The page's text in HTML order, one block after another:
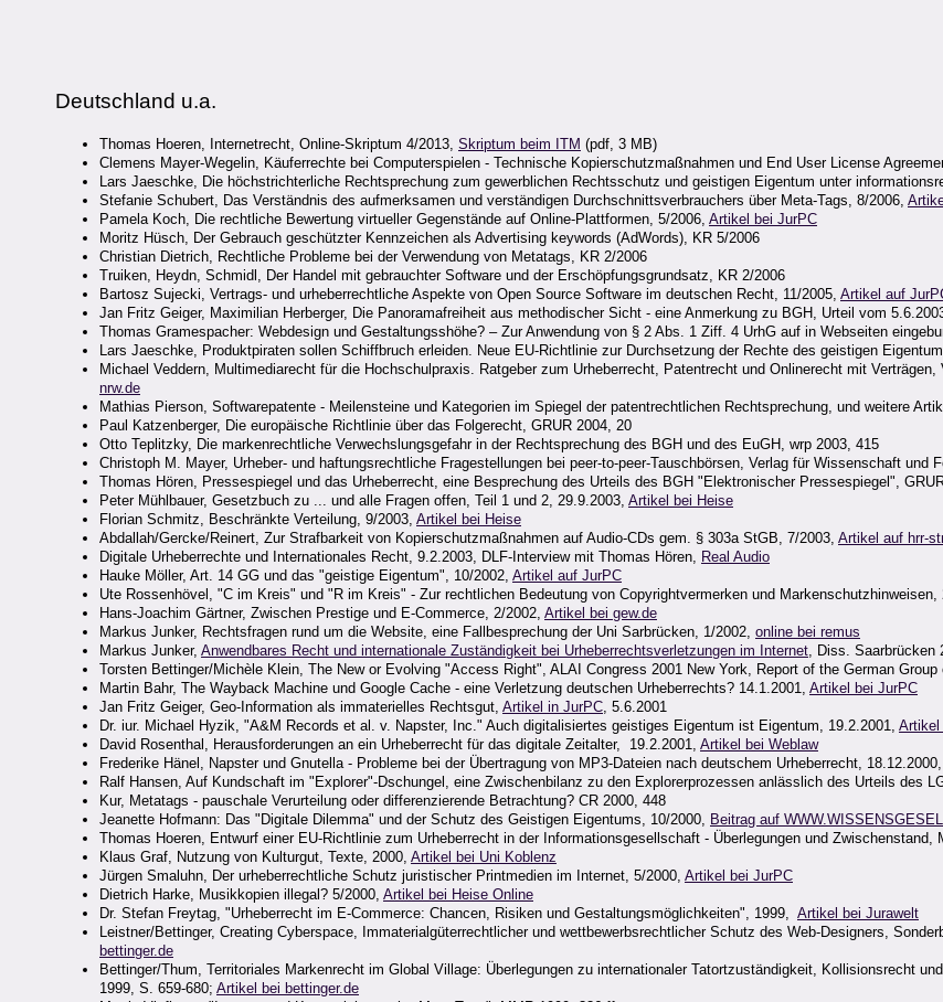
Deutschland u.a.
Thomas Hoeren, Internetrecht, Online-Skriptum 4/2013, Skriptum beim ITM (pdf, 3 MB)
Clemens Mayer-Wegelin, Käuferrechte bei Computerspielen - Technische Kopierschutzmaßnahmen und End User License
Lars Jaeschke, Die höchstrichterliche Rechtsprechung zum gewerblichen Rechtsschutz und geistigen Eigentum unter
Stefanie Schubert, Das Verständnis des aufmerksamen und verständigen Durchschnittsverbrauchers über Meta-Tags, 8/2006,
Pamela Koch, Die rechtliche Bewertung virtueller Gegenstände auf Online-Plattformen, 5/2006, Artikel bei JurPC
Moritz Hüsch, Der Gebrauch geschützter Kennzeichen als Advertising keywords (AdWords), KR 5/2006
Christian Dietrich, Rechtliche Probleme bei der Verwendung von Metatags, KR 2/2006
Truiken, Heydn, Schmidl, Der Handel mit gebrauchter Software und der Erschöpfungsgrundsatz, KR 2/2006
Bartosz Sujecki, Vertrags- und urheberrechtliche Aspekte von Open Source Software im deutschen Recht, 11/2005, Artikel auf
Jan Fritz Geiger, Maximilian Herberger, Die Panoramafreiheit aus methodischer Sicht - eine Anmerkung zu BGH, Urteil vom
Thomas Gramespacher: Webdesign und Gestaltungsshöhe? – Zur Anwendung von § 2 Abs. 1 Ziff. 4 UrhG auf in Webseiten
Lars Jaeschke, Produktpiraten sollen Schiffbruch erleiden. Neue EU-Richtlinie zur Durchsetzung der Rechte des geistigen
Michael Veddern, Multimediarecht für die Hochschulpraxis. Ratgeber zum Urheberrecht, Patentrecht und Onlinerecht mit
nrw.de
Mathias Pierson, Softwarepatente - Meilensteine und Kategorien im Spiegel der patentrechtlichen Rechtsprechung, und weitere
Paul Katzenberger, Die europäische Richtlinie über das Folgerecht, GRUR 2004, 20
Otto Teplitzky, Die markenrechtliche Verwechslungsgefahr in der Rechtsprechung des BGH und des EuGH, wrp 2003, 415
Christoph M. Mayer, Urheber- und haftungsrechtliche Fragestellungen bei peer-to-peer-Tauschbörsen, Verlag für Wissenschaft und
Thomas Hören, Pressespiegel und das Urheberrecht, eine Besprechung des Urteils des BGH "Elektronischer Pressespiegel",
Peter Mühlbauer, Gesetzbuch zu ... und alle Fragen offen, Teil 1 und 2, 29.9.2003, Artikel bei Heise
Florian Schmitz, Beschränkte Verteilung, 9/2003, Artikel bei Heise
Abdallah/Gercke/Reinert, Zur Strafbarkeit von Kopierschutzmaßnahmen auf Audio-CDs gem. § 303a StGB, 7/2003, Artikel auf hrr-
Digitale Urheberrechte und Internationales Recht, 9.2.2003, DLF-Interview mit Thomas Hören, Real Audio
Hauke Möller, Art. 14 GG und das "geistige Eigentum", 10/2002, Artikel auf JurPC
Ute Rossenhövel, "C im Kreis" und "R im Kreis" - Zur rechtlichen Bedeutung von Copyrightvermerken und Markenschutzhinweisen,
Hans-Joachim Gärtner, Zwischen Prestige und E-Commerce, 2/2002, Artikel bei gew.de
Markus Junker, Rechtsfragen rund um die Website, eine Fallbesprechung der Uni Sarbrücken, 1/2002, online bei remus
Markus Junker, Anwendbares Recht und internationale Zuständigkeit bei Urheberrechtsverletzungen im Internet, Diss. Saarbrücken
Torsten Bettinger/Michèle Klein, The New or Evolving "Access Right", ALAI Congress 2001 New York, Report of the German Group
Martin Bahr, The Wayback Machine und Google Cache - eine Verletzung deutschen Urheberrechts? 14.1.2001, Artikel bei JurPC
Jan Fritz Geiger, Geo-Information als immaterielles Rechtsgut, Artikel in JurPC, 5.6.2001
Dr. iur. Michael Hyzik, "A&M Records et al. v. Napster, Inc." Auch digitalisiertes geistiges Eigentum ist Eigentum, 19.2.2001, Artikel
David Rosenthal, Herausforderungen an ein Urheberrecht für das digitale Zeitalter, 19.2.2001, Artikel bei Weblaw
Frederike Hänel, Napster und Gnutella - Probleme bei der Übertragung von MP3-Dateien nach deutschem Urheberrecht, 18.12.2000,
Ralf Hansen, Auf Kundschaft im "Explorer"-Dschungel, eine Zwischenbilanz zu den Explorerprozessen anlässlich des Urteils des
Kur, Metatags - pauschale Verurteilung oder differenzierende Betrachtung? CR 2000, 448
Jeanette Hofmann: Das "Digitale Dilemma" und der Schutz des Geistigen Eigentums, 10/2000, Beitrag auf
Thomas Hoeren, Entwurf einer EU-Richtlinie zum Urheberrecht in der Informationsgesellschaft - Überlegungen und Zwischenstand,
Klaus Graf, Nutzung von Kulturgut, Texte, 2000, Artikel bei Uni Koblenz
Jürgen Smaluhn, Der urheberrechtliche Schutz juristischer Printmedien im Internet, 5/2000, Artikel bei JurPC
Dietrich Harke, Musikkopien illegal? 5/2000, Artikel bei Heise Online
Dr. Stefan Freytag, "Urheberrecht im E-Commerce: Chancen, Risiken und Gestaltungsmöglichkeiten", 1999, Artikel bei Jurawelt
Leistner/Bettinger, Creating Cyberspace, Immaterialgüterrechtlicher und wettbewerbsrechtlicher Schutz des Web-Designers,
bettinger.de
Bettinger/Thum, Territoriales Markenrecht im Global Village: Überlegungen zu internationaler Tatortzuständigkeit, Kollisionsrecht
1999, S. 659-680; Artikel bei bettinger.de